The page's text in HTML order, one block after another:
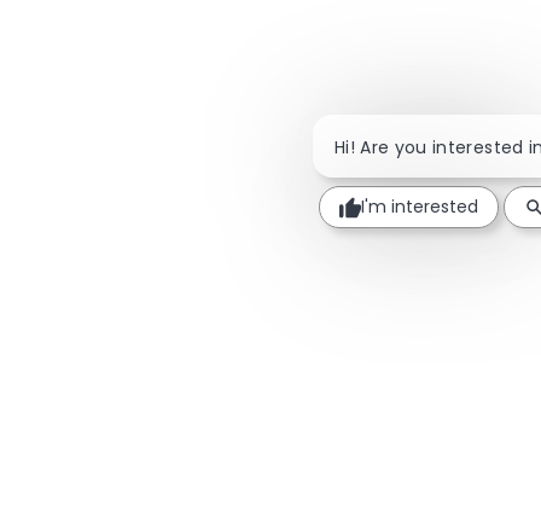
Hi! Are you interested
I'm interested